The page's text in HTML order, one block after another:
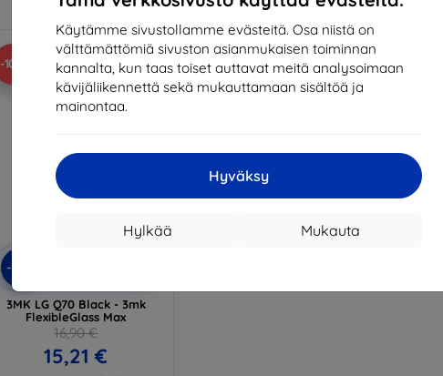
Käytämme sivustollamme evästeitä. Osa niistä on
välttämättömiä sivuston asianmukaisen toiminnan
kannalta, kun taas toiset auttavat meitä analysoimaan
kävijäliikennettä sekä mukauttamaan sisältöä ja
mainontaa.
Hyväksy
Mukauta
Hylkää
Varastossa > 5 kpl Varastossa > 5 kpl
-10%
-10%
3MK LG Q70 Black - 3mk
FlexibleGlass Max
16,90 €
15,21 €